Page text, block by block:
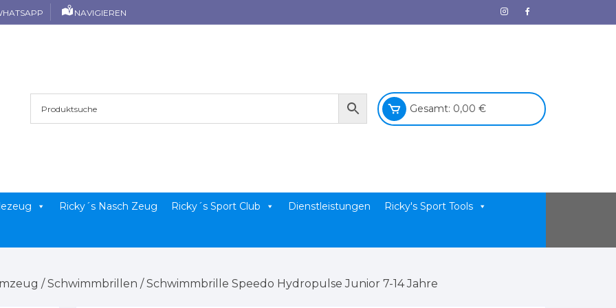
NAVIGIEREN
Gesamt: 0,00 €
Ricky´s Nasch Zeug Ricky´s Sport Club Dienstleistungen Ricky's Sport Tools
/Schwimmbrillen / Schwimmbrille Speedo Hydropulse Junior 7-14 Jahre